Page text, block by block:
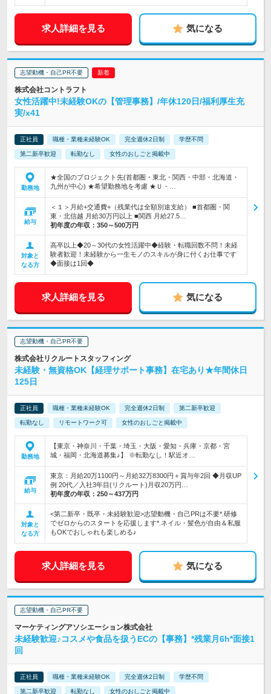
求人詳細を見る 気になる
志望動機・自己PR不要
株式会社コントラフト
女性活躍中!未経験OKの【管理事務】/年休120日/福利厚生充
実/x41
正社員 職種・業種未経験OK 完全週休2日制 学歴不問
第二新卒歓迎 転勤なし 女性のおしごと掲載中
勤務地
★全国のプロジェクト先(首都圏・東北・関西・中部・北海道・
九州が中心) ★希望勤務地を考慮 ★Ｕ・…
給与
＜１＞月給+交通費+（残業代は全額別途支給） ■首都圏・関
東・北信越 月給30万円以上 ■関西 月給27.5…
初年度の年収： 350～500万円
対象と
なる方
高卒以上◆20～30代の女性活躍中◆経験・転職回数不問！未経
験者歓迎！未経験から一生モノのスキルが身に付くお仕事です
◆面接は1回◆
求人詳細を見る 気になる
志望動機・自己PR不要
株式会社リクルートスタッフィング
未経験・無資格OK【経理サポート事務】在宅あり★年間休日
125日
正社員 職種・業種未経験OK 完全週休2日制 第二新卒歓迎
転勤なし リモートワーク可 女性のおしごと掲載中
勤務地
【東京・神奈川・千葉・埼玉・大阪・愛知・兵庫・京都・宮
城・福岡・北海道募集♪】 ※転勤なし！駅近オ…
給与
東京：月給20万1100円～月給32万8300円＋賞与年2回 ◆月収UP
例 20代／入社3年目(リクルート)月収20万円…
初年度の年収： 250～437万円
対象と
なる方
<第二新卒・既卒・未経験歓迎>志望動機・自己PRは不要*.研修
でゼロからのスタートを応援します*.ネイル・髪色が自由＆私服
もOKでおしゃれも楽しめる♪
求人詳細を見る 気になる
志望動機・自己PR不要
マーケティングアソシエーション株式会社
未経験歓迎♪コスメや食品を扱うECの【事務】*残業月6h*面接1
回
正社員 職種・業種未経験OK 完全週休2日制 学歴不問
第二新卒歓迎 転勤なし 女性のおしごと掲載中